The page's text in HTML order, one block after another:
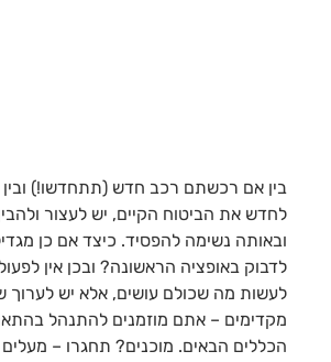
בין אם רכשתם רכב חדש (תתחדשו!)
לחדש את הביטוח הקיים, יש לעצור
ובאותה נשימה להפסיד. כיצד אם כן
לדבוק באופציה הראשונה? ובכן אין
לעשות מה שכולם עושים, אלא יש לערוך
מקדימים – אתם מוזמנים להתנהל
הכללים הבאים. מוכנים? תחגרו – מעלים